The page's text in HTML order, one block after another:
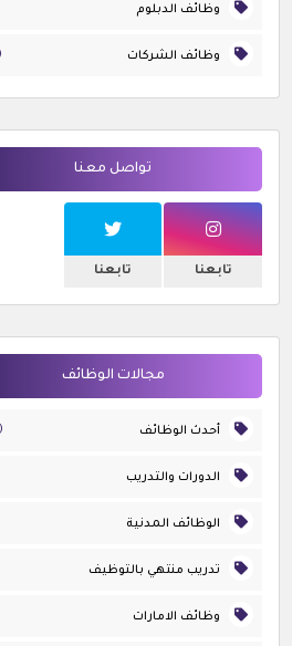
وظائف الدبلوم
وظائف الشركات (389)
تواصل معنا
تابعنا تابعنا
مجالات الوظائف
أحدث الوظائف (580)
الدورات والتدريب
الوظائف المدنية
تدريب منتهي بالتوظيف
وظائف الامارات